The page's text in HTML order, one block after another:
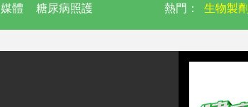
媒體 糖尿病照護 生物製劑
熱門：